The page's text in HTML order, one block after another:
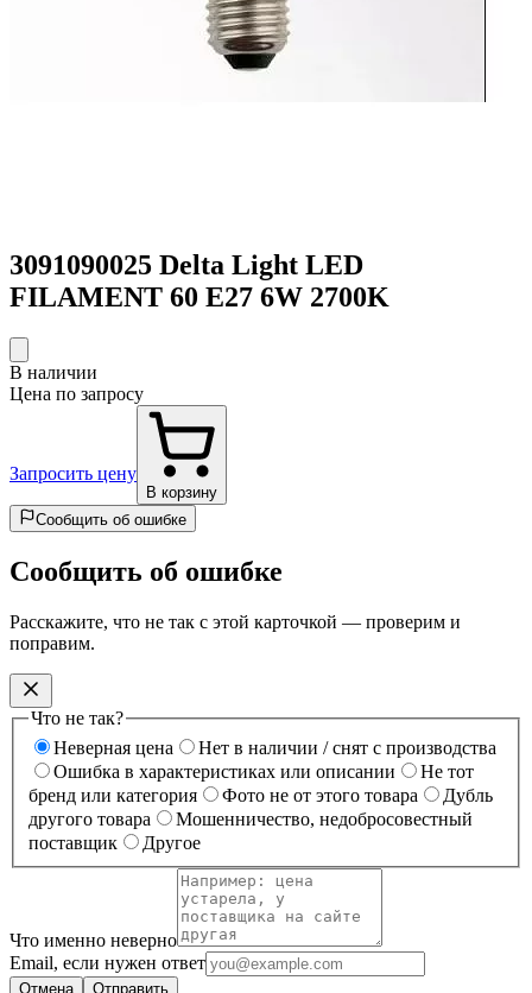
3091090025 Delta Light LED
FILAMENT 60 E27 6W 2700K
В наличии
Цена по запросу
Запросить цену
В корзину
Сообщить об ошибке
Сообщить об ошибке
Расскажите, что не так с этой карточкой — проверим и
поправим.
Что не так?
Неверная цена
Нет в наличии / снят с производства
Ошибка в характеристиках или описании
Не тот
бренд или категория
Фото не от этого товара
Дубль
другого товара
Мошенничество, недобросовестный
поставщик
Другое
Что именно неверно
Email, если нужен ответ
Отмена Отправить